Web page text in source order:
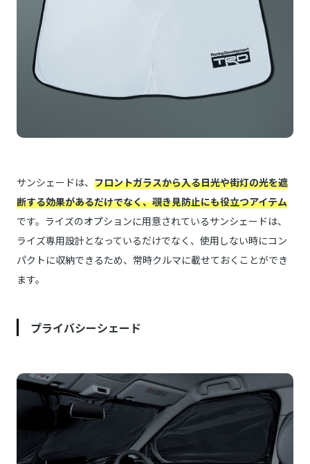
サンシェードは、 フロントガラスから入る日光や街灯の光を遮
断する効果があるだけでなく、覗き見防止にも役立つアイテム
です。ライズのオプションに用意されているサンシェードは、
ライズ専用設計となっているだけでなく、使用しない時にコン
パクトに収納できるため、常時クルマに載せておくことができ
ます。
プライバシーシェード